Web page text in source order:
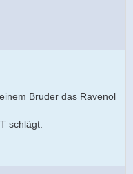
Bruder das Ravenol
schlägt.